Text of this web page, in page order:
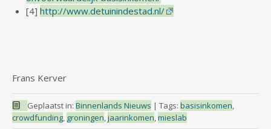
[4] http://www.detuinindestad.nl/
Frans Kerver
Geplaatst in: Binnenlands Nieuws | Tags: basisinkomen,
crowdfunding, groningen,jaarinkomen,mieslab